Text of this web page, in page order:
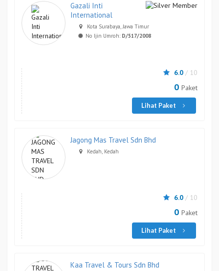
Gazali Inti
International
Kota Surabaya, Jawa Timur
No Ijin Umroh: D/517/2008
6.0 / 10
0 Paket
Lihat Paket
Jagong Mas Travel Sdn Bhd
Kedah, Kedah
6.0 / 10
0 Paket
Lihat Paket
Kaa Travel & Tours Sdn Bhd